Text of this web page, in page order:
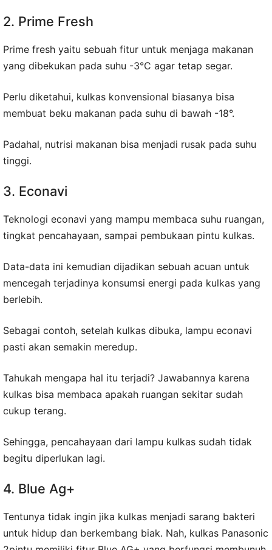
2. Prime Fresh
Prime fresh yaitu sebuah fitur untuk menjaga makanan
yang dibekukan pada suhu -3°C agar tetap segar.
Perlu diketahui, kulkas konvensional biasanya bisa
membuat beku makanan pada suhu di bawah -18°.
Padahal, nutrisi makanan bisa menjadi rusak pada suhu
tinggi.
3. Econavi
Teknologi econavi yang mampu membaca suhu ruangan,
tingkat pencahayaan, sampai pembukaan pintu kulkas.
Data-data ini kemudian dijadikan sebuah acuan untuk
mencegah terjadinya konsumsi energi pada kulkas yang
berlebih.
Sebagai contoh, setelah kulkas dibuka, lampu econavi
pasti akan semakin meredup.
Tahukah mengapa hal itu terjadi? Jawabannya karena
kulkas bisa membaca apakah ruangan sekitar sudah
cukup terang.
Sehingga, pencahayaan dari lampu kulkas sudah tidak
begitu diperlukan lagi.
4. Blue Ag+
Tentunya tidak ingin jika kulkas menjadi sarang bakteri
untuk hidup dan berkembang biak. Nah, kulkas Panasonic